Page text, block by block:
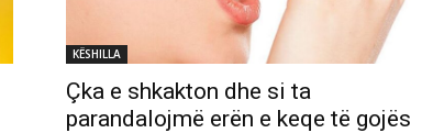
KËSHILLA
Çka e shkakton dhe si ta
parandalojmë erën e keqe të gojës